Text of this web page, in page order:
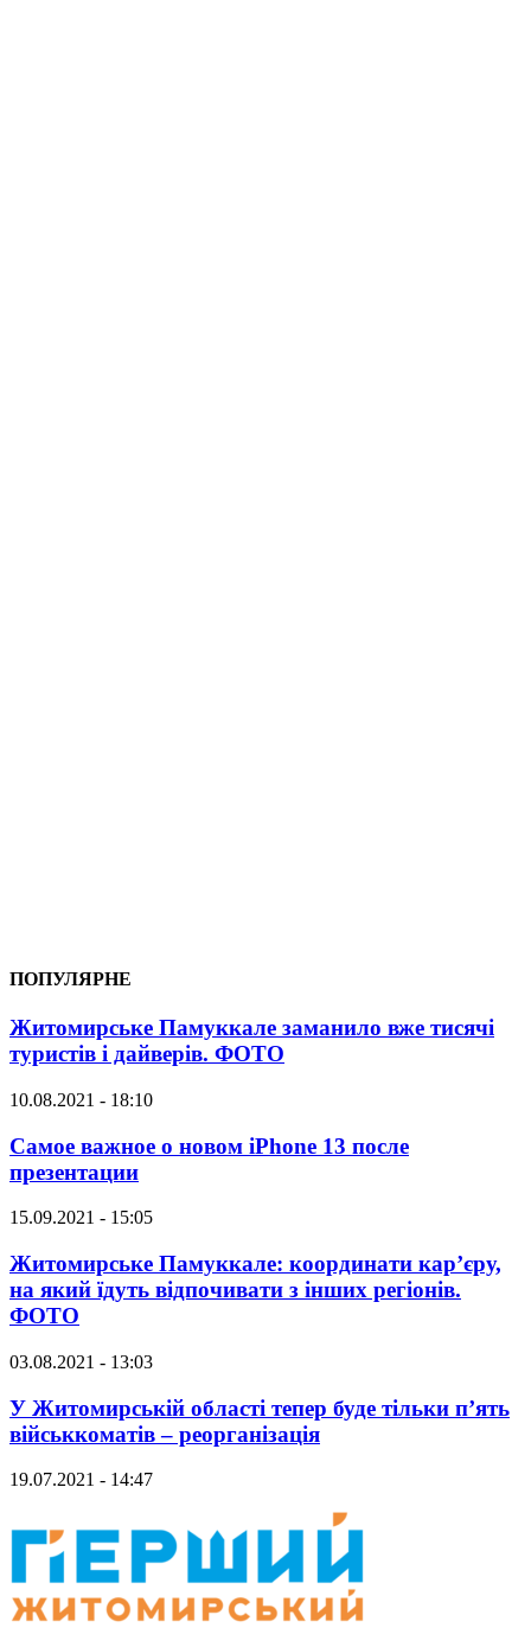
ПОПУЛЯРНЕ
Житомирське Памуккале заманило вже тисячі
туристів і дайверів. ФОТО
10.08.2021 - 18:10
Самое важное о новом iPhone 13 после
презентации
15.09.2021 - 15:05
Житомирське Памуккале: координати кар’єру,
на який їдуть відпочивати з інших регіонів.
ФОТО
03.08.2021 - 13:03
У Житомирській області тепер буде тільки п’ять
військкоматів – реорганізація
19.07.2021 - 14:47